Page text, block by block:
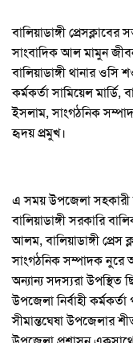
বালিয়াডাঙ্গী
সাংবাদিক আল মামুন
বালিয়াডাঙ্গী থানার
কর্মকর্তা সামিয়েল মার্ডি,
ইসলাম, সাংগঠনিক
হৃদয় প্রমুখ।
এ সময় উপজেলা সহকারী
বালিয়াডাঙ্গী সরকারি
আলম, বালিয়াডাঙ্গী
সাংগঠনিক সম্পাদক নুরে
অন্যান্য সদস্যরা উপস্থিত
উপজেলা নির্বাহী
সীমান্তঘেষা উপজেলার